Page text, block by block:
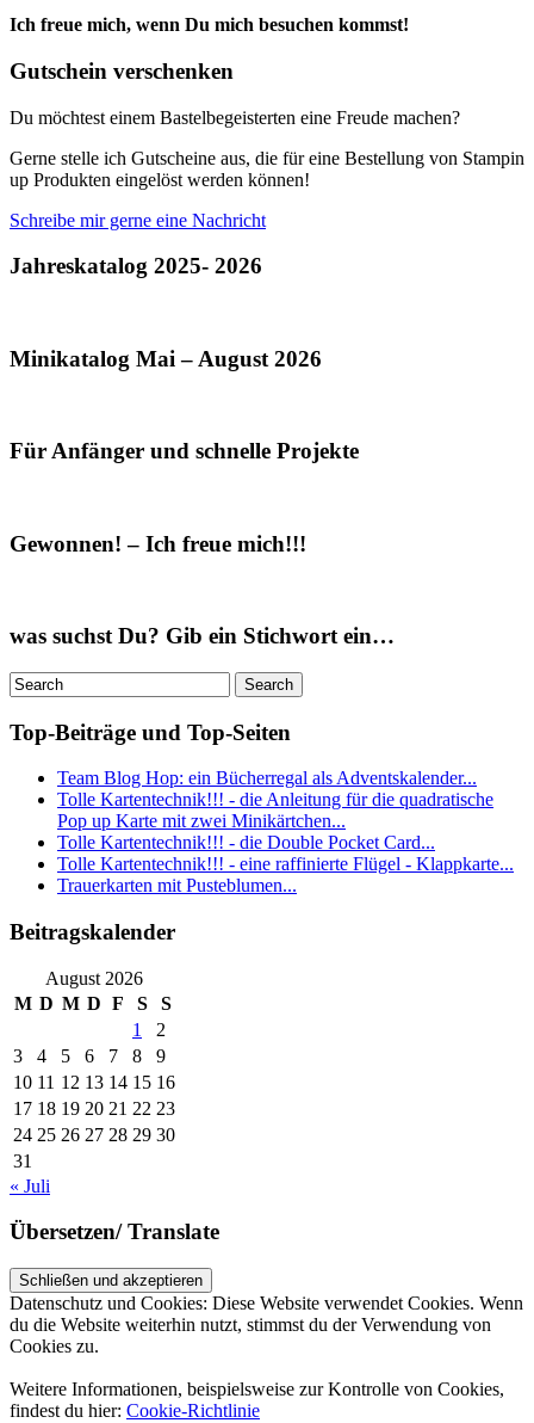
Ich freue mich, wenn Du mich besuchen kommst!
Gutschein verschenken
Du möchtest einem Bastelbegeisterten eine Freude machen?
Gerne stelle ich Gutscheine aus, die für eine Bestellung von Stampin
up Produkten eingelöst werden können!
Schreibe mir gerne eine Nachricht
Jahreskatalog 2025- 2026
Minikatalog Mai – August 2026
Für Anfänger und schnelle Projekte
Gewonnen! – Ich freue mich!!!
was suchst Du? Gib ein Stichwort ein…
Top-Beiträge und Top-Seiten
Team Blog Hop: ein Bücherregal als Adventskalender...
Tolle Kartentechnik!!! - die Anleitung für die quadratische
Pop up Karte mit zwei Minikärtchen...
Tolle Kartentechnik!!! - die Double Pocket Card...
Tolle Kartentechnik!!! - eine raffinierte Flügel - Klappkarte...
Trauerkarten mit Pusteblumen...
Beitragskalender
August 2026
M D M D F S
S
1
2
3
4 5 6 7 8
9
10 11 12 13 14 15 16
17 18 19 20 21 22 23
24 25 26 27 28 29 30
31
« Juli
Übersetzen/ Translate
Datenschutz und Cookies: Diese Website verwendet Cookies. Wenn
du die Website weiterhin nutzt, stimmst du der Verwendung von
Cookies zu.
Weitere Informationen, beispielsweise zur Kontrolle von Cookies,
findest du hier: Cookie-Richtlinie